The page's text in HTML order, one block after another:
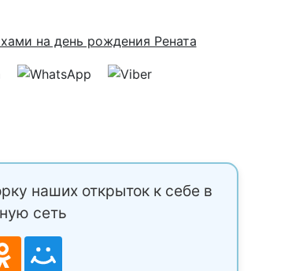
наших открыток к себе в
сеть